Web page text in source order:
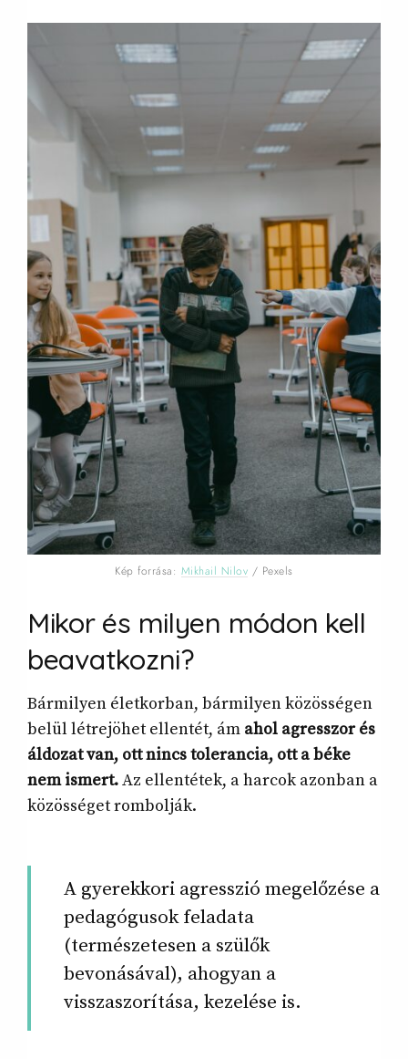
Kép forrása: Mikhail Nilov / Pexels
Mikor és milyen módon kell
beavatkozni?
Bármilyen életkorban, bármilyen közösségen
belül létrejöhet ellentét, ám ahol agresszor és
áldozat van, ott nincs tolerancia, ott a béke
nem ismert.Az ellentétek, a harcok azonban a
közösséget rombolják.
A gyerekkori agresszió megelőzése a
pedagógusok feladata
(természetesen a szülők
bevonásával), ahogyan a
visszaszorítása, kezelése is.